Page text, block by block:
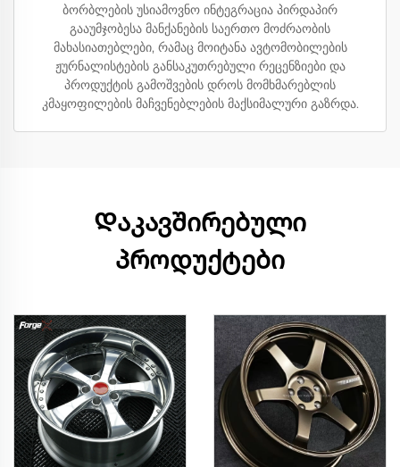
ბორბლების უსიამოვნო ინტეგრაცია პირდაპირ
გააუმჯობესა მანქანების საერთო მოძრაობის
მახასიათებლები, რამაც მოიტანა ავტომობილების
ჟურნალისტების განსაკუთრებული რეცენზიები და
პროდუქტის გამოშვების დროს მომხმარებლის
კმაყოფილების მაჩვენებლების მაქსიმალური გაზრდა.
Დაკავშირებული
პროდუქტები